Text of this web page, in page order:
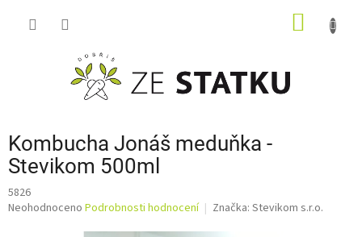
Kombucha Jonáš meduňka -
Stevikom 500ml
5826
Průměrné
Neohodnoceno Podrobnosti hodnocení Značka: Stevikom s.r.o.